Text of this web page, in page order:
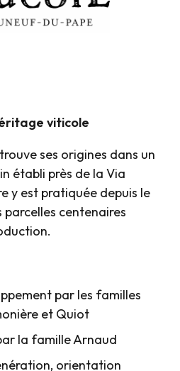
viticole
ses origines dans un
établi près de la Via
y est pratiquée depuis le
parcelles centenaires
par les familles
et Quiot
la famille Arnaud
orientation